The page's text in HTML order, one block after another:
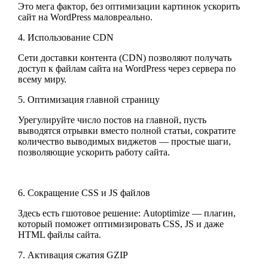
Это мега фактор, без оптимизации картинок ускорить
сайт на WordPress маловреально.
4. Использование CDN
Сети доставки контента (CDN) позволяют получать
доступ к файлам сайта на WordPress через сервера по
всему миру.
5. Оптимизация главной страницу
Урегулируйте число постов на главной, пусть
выводятся отрывки вместо полной статьи, сократите
количество выводимых виджетов — простые шаги,
позволяющие ускорить работу сайта.
6. Сокращение CSS и JS файлов
Здесь есть гшотовое решение: Autoptimize — плагин,
который поможет оптимизировать CSS, JS и даже
HTML файлы сайта.
7. Активация сжатия GZIP